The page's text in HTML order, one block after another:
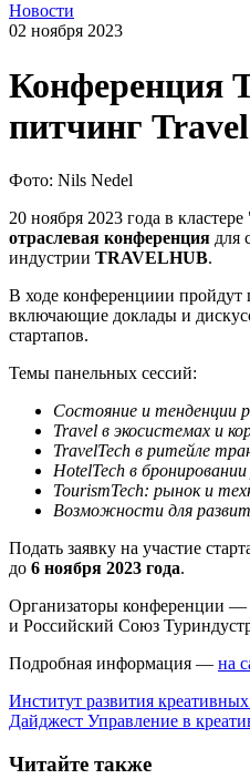
Новости
02 ноября 2023
Конференция
питчинг
Фото: Nils Nedel
20 ноября 2023 года в
отраслевая конференция для
индустрии TRAVELHUB.
В ходе конференциии пройдут
включающие доклады и
стартапов.
Темы панельных сессий:
Состояние и тенденции
Travel в экосистемах и
TravelTech в ритейле
HotelTech в
TourismTech: рынок и
Возможности для
Подать заявку на участие
до 6 ноября 2023 года.
Организаторы конференции —
и Российский Союз
Подробная информация — на
Институт развития
Дайджест Управление в
Читайте также